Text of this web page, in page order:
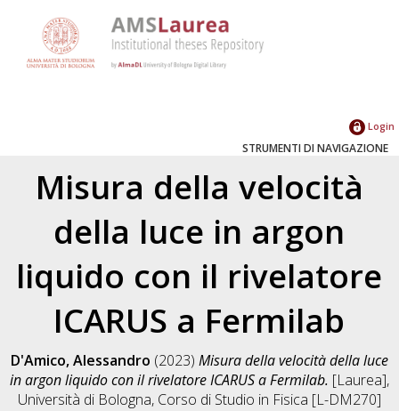
Login
STRUMENTI DI NAVIGAZIONE
Misura della velocità
della luce in argon
liquido con il rivelatore
ICARUS a Fermilab
D'Amico, Alessandro (2023) Misura della velocità della luce
in argon liquido con il rivelatore ICARUS a Fermilab. [Laurea],
Università di Bologna, Corso di Studio in Fisica [L-DM270]